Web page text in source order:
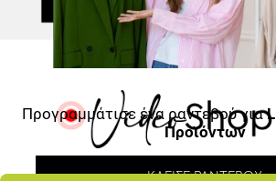
Προγραμμάτισε ένα ραντεβού για
Προϊόντων
ΚΛΕΊΣΕ ΡΑΝΤΕΒΟΎ